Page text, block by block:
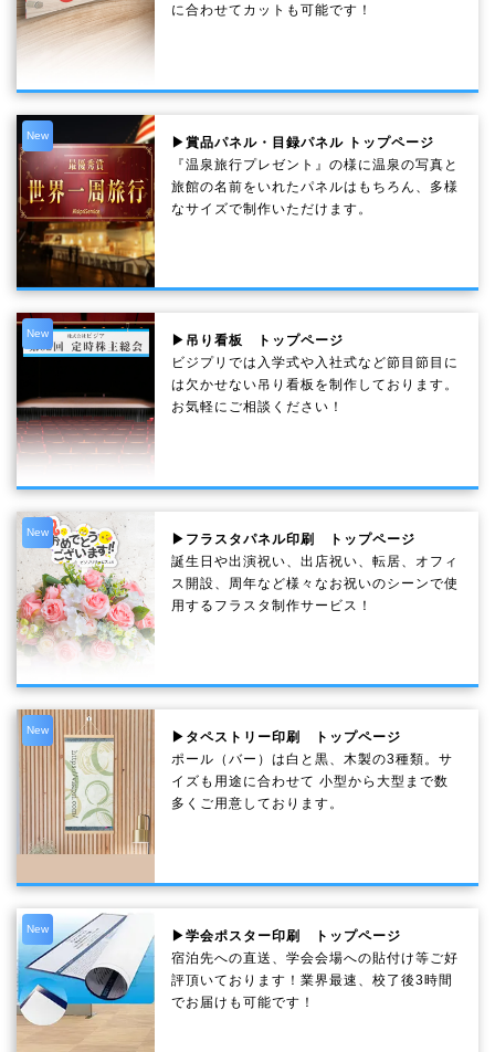
に合わせてカットも可能です！
New
▶賞品パネル・目録パネル トップページ
『温泉旅行プレゼント』の様に温泉の写真と
旅館の名前をいれたパネルはもちろん、多様
なサイズで制作いただけます。
New
▶吊り看板 トップページ
ビジプリでは入学式や入社式など節目節目に
は欠かせない吊り看板を制作しております。
お気軽にご相談ください！
New
▶フラスタパネル印刷 トップページ
誕生日や出演祝い、出店祝い、転居、オフィ
ス開設、周年など様々なお祝いのシーンで使
用するフラスタ制作サービス！
New
▶タペストリー印刷 トップページ
ポール（バー）は白と黒、木製の3種類。サ
イズも用途に合わせて 小型から大型まで数
多くご用意しております。
New
▶学会ポスター印刷 トップページ
宿泊先への直送、学会会場への貼付け等ご好
評頂いております！業界最速、校了後3時間
でお届けも可能です！